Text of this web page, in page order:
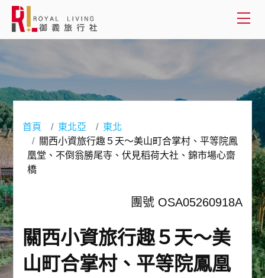
客製服務
關於御義
客服專線(02) 2515-1218
首頁 東北亞
東北
關西小資旅行趣５天～美山町合掌村、平等院鳳
凰堂、不倒翁勝尾寺、伏見稻荷大社、錦市場心齋
橋
團號 OSA05260918A
關西小資旅行趣５天～美
山町合掌村、平等院鳳凰